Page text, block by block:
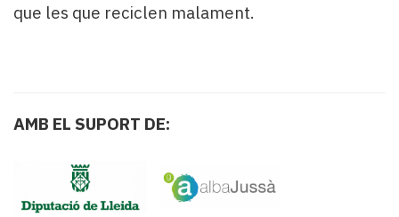
que les que reciclen malament.
AMB EL SUPORT DE: